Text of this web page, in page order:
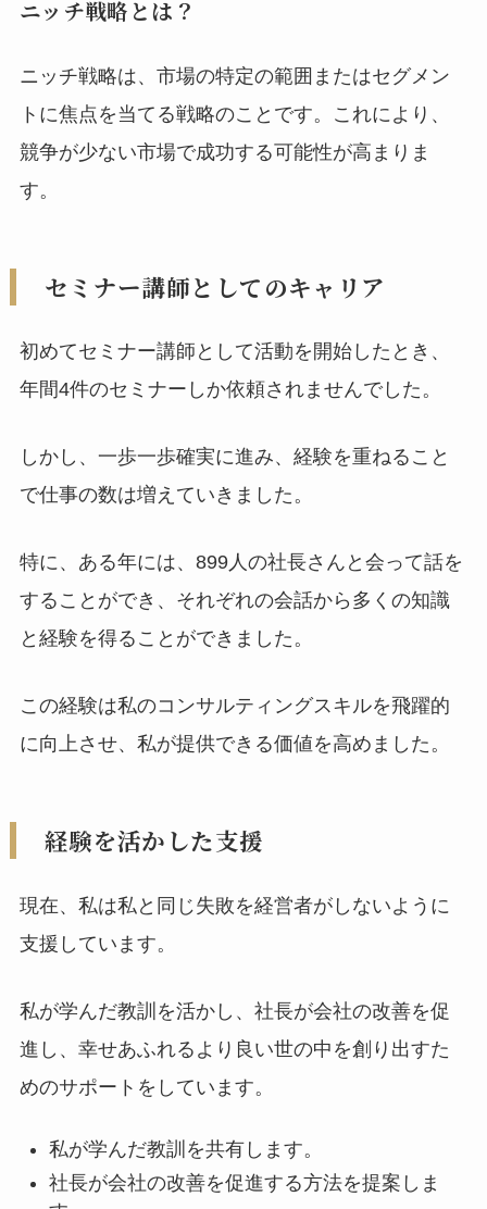
ニッチ戦略とは？
ニッチ戦略は、市場の特定の範囲またはセグメン
トに焦点を当てる戦略のことです。これにより、
競争が少ない市場で成功する可能性が高まりま
す。
セミナー講師としてのキャリア
初めてセミナー講師として活動を開始したとき、
年間4件のセミナーしか依頼されませんでした。
しかし、一歩一歩確実に進み、経験を重ねること
で仕事の数は増えていきました。
特に、ある年には、899人の社長さんと会って話を
することができ、それぞれの会話から多くの知識
と経験を得ることができました。
この経験は私のコンサルティングスキルを飛躍的
に向上させ、私が提供できる価値を高めました。
経験を活かした支援
現在、私は私と同じ失敗を経営者がしないように
支援しています。
私が学んだ教訓を活かし、社長が会社の改善を促
進し、幸せあふれるより良い世の中を創り出すた
めのサポートをしています。
私が学んだ教訓を共有します。
社長が会社の改善を促進する方法を提案しま